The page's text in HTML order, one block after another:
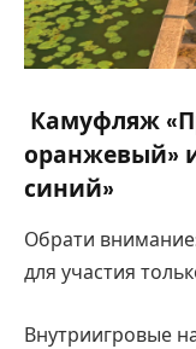
Камуфляж
оранжевый»
синий»
Обрати
для участия
Внутриигровые